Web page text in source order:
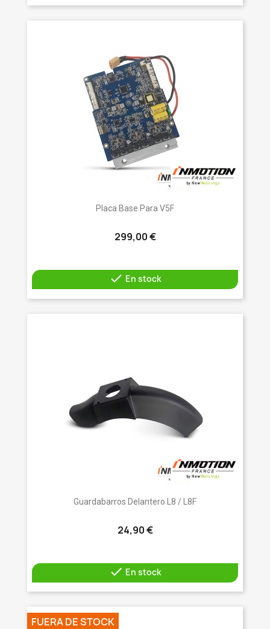
Placa Base Para V5F
299,00 €
 En stock
Guardabarros Delantero L8 / L8F
24,90 €
 En stock
FUERA DE STOCK